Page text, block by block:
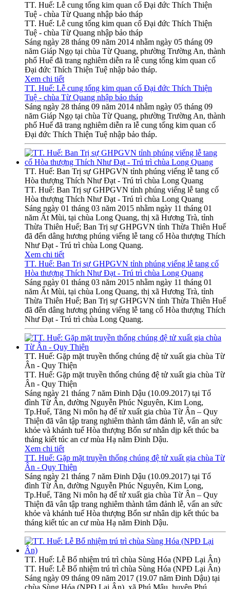
TT. Huế: Lễ cung tống kim quan cố Đại đức Thích Thiện
Tuệ - chùa Từ Quang nhập bảo tháp
TT. Huế: Lễ cung tống kim quan cố Đại đức Thích Thiện
Tuệ - chùa Từ Quang nhập bảo tháp
Sáng ngày 28 tháng 09 năm 2014 nhằm ngày 05 tháng 09
năm Giáp Ngọ tại chùa Từ Quang, phường Trường An, thành
phố Huế đã trang nghiêm diễn ra lễ cung tống kim quan cố
Đại đức Thích Thiện Tuệ nhập bảo tháp.
Xem chi tiết
TT. Huế: Lễ cung tống kim quan cố Đại đức Thích Thiện
Tuệ - chùa Từ Quang nhập bảo tháp
Sáng ngày 28 tháng 09 năm 2014 nhằm ngày 05 tháng 09
năm Giáp Ngọ tại chùa Từ Quang, phường Trường An, thành
phố Huế đã trang nghiêm diễn ra lễ cung tống kim quan cố
Đại đức Thích Thiện Tuệ nhập bảo tháp.
TT. Huế: Ban Trị sự GHPGVN tỉnh phúng viếng lễ tang cố
Hòa thượng Thích Như Đạt - Trú trì chùa Long Quang
TT. Huế: Ban Trị sự GHPGVN tỉnh phúng viếng lễ tang cố
Hòa thượng Thích Như Đạt - Trú trì chùa Long Quang
Sáng ngày 01 tháng 03 năm 2015 nhằm ngày 11 tháng 01
năm Ất Mùi, tại chùa Long Quang, thị xã Hương Trà, tỉnh
Thừa Thiên Huế; Ban Trị sự GHPGVN tỉnh Thừa Thiên Huế
đã đến dâng hương phúng viếng lễ tang cố Hòa thượng Thích
Như Đạt - Trú trì chùa Long Quang.
Xem chi tiết
TT. Huế: Ban Trị sự GHPGVN tỉnh phúng viếng lễ tang cố
Hòa thượng Thích Như Đạt - Trú trì chùa Long Quang
Sáng ngày 01 tháng 03 năm 2015 nhằm ngày 11 tháng 01
năm Ất Mùi, tại chùa Long Quang, thị xã Hương Trà, tỉnh
Thừa Thiên Huế; Ban Trị sự GHPGVN tỉnh Thừa Thiên Huế
đã đến dâng hương phúng viếng lễ tang cố Hòa thượng Thích
Như Đạt - Trú trì chùa Long Quang.
TT. Huế: Gặp mặt truyền thống chúng đệ tử xuất gia chùa Từ
Ân - Quy Thiện
TT. Huế: Gặp mặt truyền thống chúng đệ tử xuất gia chùa Từ
Ân - Quy Thiện
Sáng ngày 21 tháng 7 năm Đinh Dậu (10.09.2017) tại Tổ
đình Từ Ân, đường Nguyễn Phúc Nguyên, Kim Long,
Tp.Huế, Tăng Ni môn hạ để tử xuất gia chùa Từ Ân – Quy
Thiện đã vân tập trang nghiêm thành tâm đảnh lễ, vấn an sức
khỏe và khánh tuế Hòa thượng Bổn sư nhân dịp kết thúc ba
tháng kiết túc an cư mùa Hạ năm Đinh Dậu.
Xem chi tiết
TT. Huế: Gặp mặt truyền thống chúng đệ tử xuất gia chùa Từ
Ân - Quy Thiện
Sáng ngày 21 tháng 7 năm Đinh Dậu (10.09.2017) tại Tổ
đình Từ Ân, đường Nguyễn Phúc Nguyên, Kim Long,
Tp.Huế, Tăng Ni môn hạ để tử xuất gia chùa Từ Ân – Quy
Thiện đã vân tập trang nghiêm thành tâm đảnh lễ, vấn an sức
khỏe và khánh tuế Hòa thượng Bổn sư nhân dịp kết thúc ba
tháng kiết túc an cư mùa Hạ năm Đinh Dậu.
TT. Huế: Lễ Bổ nhiệm trú trì chùa Sùng Hóa (NPĐ Lại Ân)
TT. Huế: Lễ Bổ nhiệm trú trì chùa Sùng Hóa (NPĐ Lại Ân)
Sáng ngày 09 tháng 09 năm 2017 (19.07 năm Đinh Dậu) tại